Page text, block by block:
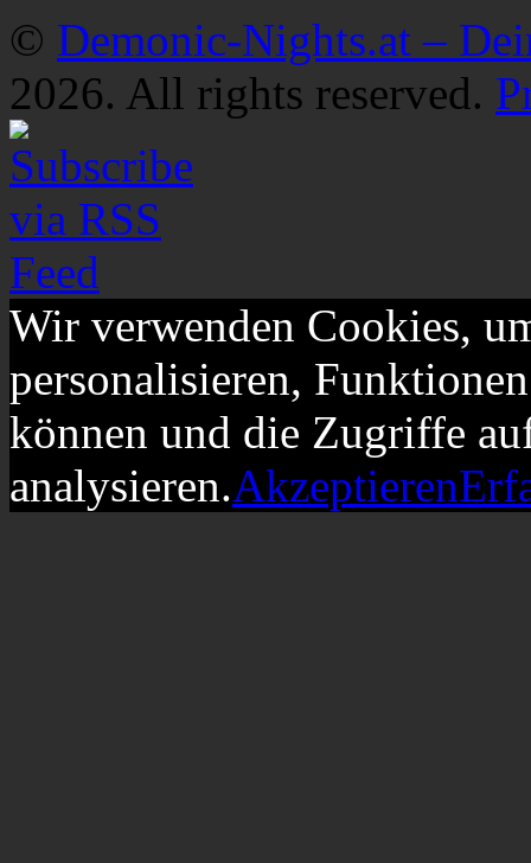
© Demonic-Nights.at –
2026. All rights reserved.
Wir verwenden Cookies,
personalisieren,
können und die Zugriffe
analysieren.Akzeptieren